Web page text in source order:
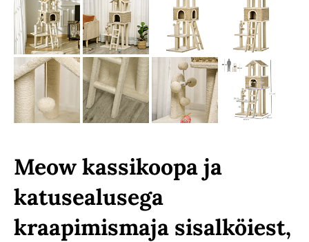
Meow kassikoopa ja
katusealusega
kraapimismaja sisalköiest,